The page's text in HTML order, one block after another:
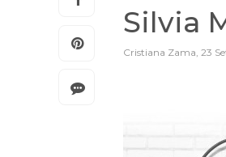
Silvia
Cristiana Zama, 23